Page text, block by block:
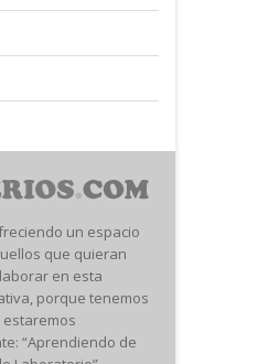
un espacio
que quieran
en esta
porque tenemos
estaremos
“Aprendiendo de